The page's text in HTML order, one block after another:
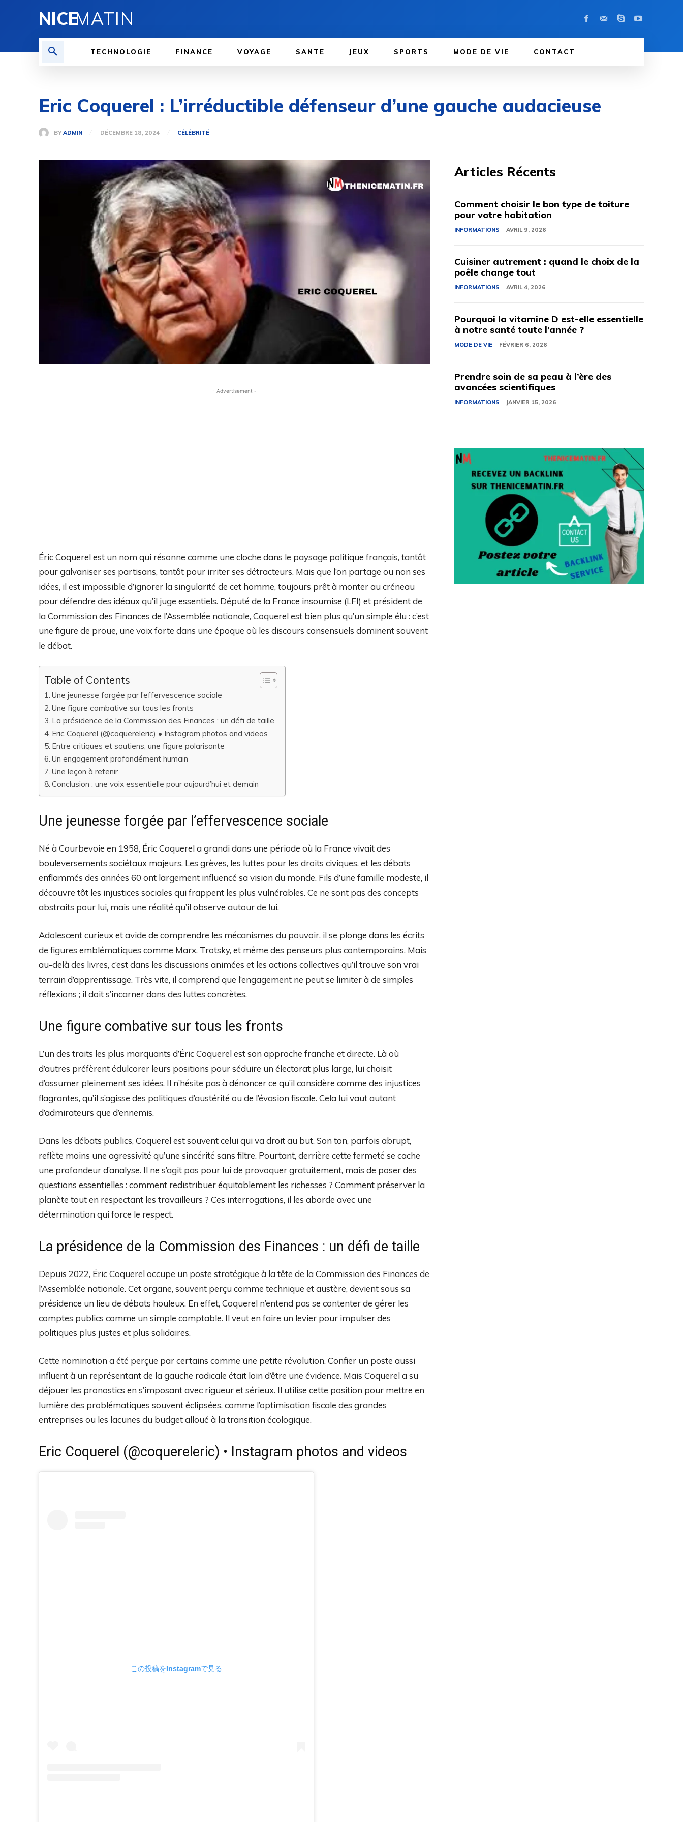
NICEMATIN
TECHNOLOGIE FINANCE VOYAGE SANTE JEUX SPORTS MODE DE VIE CONTACT
Eric Coquerel : L’irréductible défenseur d’une gauche audacieuse
BY ADMIN DÉCEMBRE 18, 2024 CÉLÉBRITÉ
- Advertisement -
Éric Coquerel est un nom qui résonne comme une cloche dans le paysage politique français, tantôt
pour galvaniser ses partisans, tantôt pour irriter ses détracteurs. Mais que l’on partage ou non ses
idées, il est impossible d’ignorer la singularité de cet homme, toujours prêt à monter au créneau
pour défendre des idéaux qu’il juge essentiels. Député de la France insoumise (LFI) et président de
la Commission des Finances de l’Assemblée nationale, Coquerel est bien plus qu’un simple élu : c’est
une figure de proue, une voix forte dans une époque où les discours consensuels dominent souvent
le débat.
Table of Contents
Une jeunesse forgée par l’effervescence sociale
Une figure combative sur tous les fronts
La présidence de la Commission des Finances : un défi de taille
Eric Coquerel (@coquereleric) • Instagram photos and videos
Entre critiques et soutiens, une figure polarisante
Un engagement profondément humain
Une leçon à retenir
Conclusion : une voix essentielle pour aujourd’hui et demain
Une jeunesse forgée par l’effervescence sociale
Né à Courbevoie en 1958, Éric Coquerel a grandi dans une période où la France vivait des
bouleversements sociétaux majeurs. Les grèves, les luttes pour les droits civiques, et les débats
enflammés des années 60 ont largement influencé sa vision du monde. Fils d’une famille modeste, il
découvre tôt les injustices sociales qui frappent les plus vulnérables. Ce ne sont pas des concepts
abstraits pour lui, mais une réalité qu’il observe autour de lui.
Adolescent curieux et avide de comprendre les mécanismes du pouvoir, il se plonge dans les écrits
de figures emblématiques comme Marx, Trotsky, et même des penseurs plus contemporains. Mais
au-delà des livres, c’est dans les discussions animées et les actions collectives qu’il trouve son vrai
terrain d’apprentissage. Très vite, il comprend que l’engagement ne peut se limiter à de simples
réflexions ; il doit s’incarner dans des luttes concrètes.
Une figure combative sur tous les fronts
L’un des traits les plus marquants d’Éric Coquerel est son approche franche et directe. Là où
d’autres préfèrent édulcorer leurs positions pour séduire un électorat plus large, lui choisit
d’assumer pleinement ses idées. Il n’hésite pas à dénoncer ce qu’il considère comme des injustices
flagrantes, qu’il s’agisse des politiques d’austérité ou de l’évasion fiscale. Cela lui vaut autant
d’admirateurs que d’ennemis.
Dans les débats publics, Coquerel est souvent celui qui va droit au but. Son ton, parfois abrupt,
reflète moins une agressivité qu’une sincérité sans filtre. Pourtant, derrière cette fermeté se cache
une profondeur d’analyse. Il ne s’agit pas pour lui de provoquer gratuitement, mais de poser des
questions essentielles : comment redistribuer équitablement les richesses ? Comment préserver la
planète tout en respectant les travailleurs ? Ces interrogations, il les aborde avec une
détermination qui force le respect.
La présidence de la Commission des Finances : un défi de taille
Depuis 2022, Éric Coquerel occupe un poste stratégique à la tête de la Commission des Finances de
l’Assemblée nationale. Cet organe, souvent perçu comme technique et austère, devient sous sa
présidence un lieu de débats houleux. En effet, Coquerel n’entend pas se contenter de gérer les
comptes publics comme un simple comptable. Il veut en faire un levier pour impulser des
politiques plus justes et plus solidaires.
Cette nomination a été perçue par certains comme une petite révolution. Confier un poste aussi
influent à un représentant de la gauche radicale était loin d’être une évidence. Mais Coquerel a su
déjouer les pronostics en s’imposant avec rigueur et sérieux. Il utilise cette position pour mettre en
lumière des problématiques souvent éclipsées, comme l’optimisation fiscale des grandes
entreprises ou les lacunes du budget alloué à la transition écologique.
Eric Coquerel (@coquereleric) • Instagram photos and videos
この投稿をInstagramで見る
Articles Récents
Comment choisir le bon type de toiture
pour votre habitation
INFORMATIONS AVRIL 9, 2026
Cuisiner autrement : quand le choix de la
poêle change tout
INFORMATIONS AVRIL 4, 2026
Pourquoi la vitamine D est-elle essentielle
à notre santé toute l’année ?
MODE DE VIE FÉVRIER 6, 2026
Prendre soin de sa peau à l’ère des
avancées scientifiques
INFORMATIONS JANVIER 15, 2026